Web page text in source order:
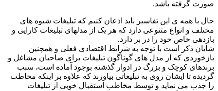
صورت گرفته باشد.
حال با همه ی این تفاسیر باید اذعان کنیم که تبلیغات شیوه های
مختلف و انواع متنوعی دارد که هر یک از مدلهای تبلیغات کارایی و
بازدهی خاص خود را در بر دارد.
شایان ذکر است با توجه به شرایط اقتصادی فعلی و همچنین
بازخوردی که از مدل های گوناگون تبلیغات برای صاحبان مشاغل و
برندهای کوچک و بزرگ در ادوار گذشته بوجود آماده است، سبب
گردیده تا ایشان روی به تبلیغاتی بیاورند که علاوه بر اینکه مخاطب
را جذب می نماید و توسط مخاطب استقبال خوبی از تبلیغات